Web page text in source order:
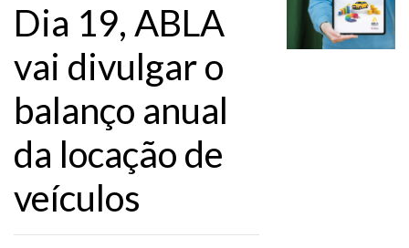
Dia 19, ABLA
vai divulgar o
balanço anual
da locação de
veículos